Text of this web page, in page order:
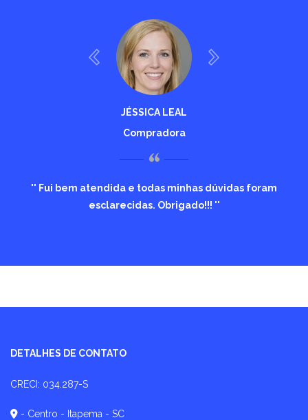
JÉSSICA LEAL
Compradora
“
Fui bem atendida e todas minhas dúvidas foram
esclarecidas. Obrigado!!!
DETALHES DE CONTATO
CRECI: 034.287-S
- Centro - Itapema - SC